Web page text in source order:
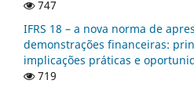
747
IFRS 18 – a nova norma de
demonstrações financeiras:
implicações práticas e
719